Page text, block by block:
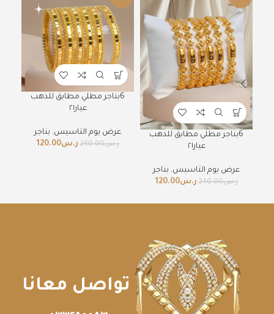
6بناجر مطلي مطابق للذهب
عيار٢١
عرض يوم التاسيس, بناجر
ر.س240.00 ر.س120.00
6بناجر مطلي مطابق للذهب
عيار٢١
عرض يوم التاسيس, بناجر
ر.س240.00 ر.س120.00
تواصل معانا